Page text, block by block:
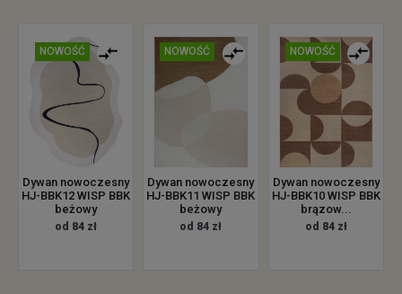
NOWOŚĆ
Dywan nowoczesny
HJ-BBK12 WISP BBK
beżowy
od 84 zł
NOWOŚĆ
Dywan nowoczesny
HJ-BBK11 WISP BBK
beżowy
od 84 zł
NOWOŚĆ
Dywan nowoczesny
HJ-BBK10 WISP BBK
brązow...
od 84 zł